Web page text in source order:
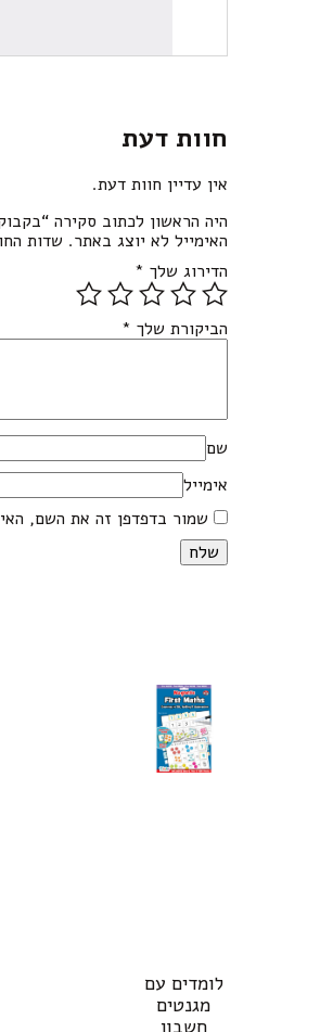
חוות דעת
אין עדיין חוות דעת.
היה הראשון לכתוב סקירה
האימייל לא יוצג באתר. שדות
הדירוג שלך *
הביקורת שלך *
שם
אימייל
שמור בדפדפן זה את השם,
לומדים עם
מגנטים
חשבון